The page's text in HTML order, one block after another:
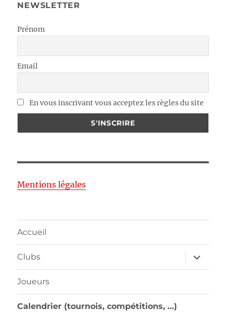
NEWSLETTER
Prénom
Email
En vous inscrivant vous acceptez les règles du site
Mentions légales
Accueil
Clubs
ouvrir
le
sous-
Joueurs
Calendrier (tournois, compétitions, …)